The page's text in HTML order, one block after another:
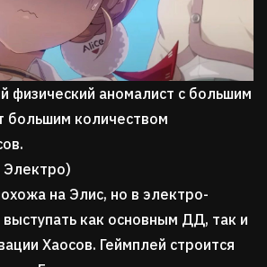
физический аномалист с большим
большим количеством
Электро)
на Элис, но в электро-
как основным ДД, так и
Хаосов. Геймплей строится